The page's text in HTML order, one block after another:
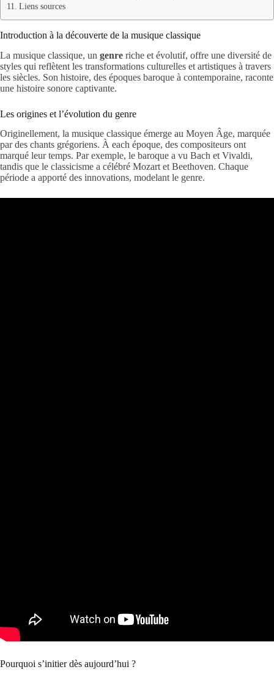
Liens sources
Introduction à la découverte de la musique classique
La musique classique, un genre riche et évolutif, offre une diversité de
styles qui reflètent les transformations culturelles et artistiques à travers
les siècles. Son histoire, des époques baroque à contemporaine, raconte
une histoire sonore captivante.
Les origines et l’évolution du genre
Originellement, la musique classique émerge au Moyen Âge, marquée
par des chants grégoriens. À each époque, des compositeurs ont
marqué leur temps. Par exemple, le baroque a vu Bach et Vivaldi,
tandis que le classicisme a célébré Mozart et Beethoven. Chaque
période a apporté des innovations, modelant le genre.
Pourquoi s’initier dès aujourd’hui ?